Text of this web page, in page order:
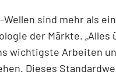
sind mehr als
der Märkte.
wichtigste Arbeiten
Dieses